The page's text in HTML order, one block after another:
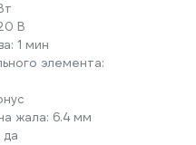
В
1 мин
элемента:
жала: 6.4 мм
да